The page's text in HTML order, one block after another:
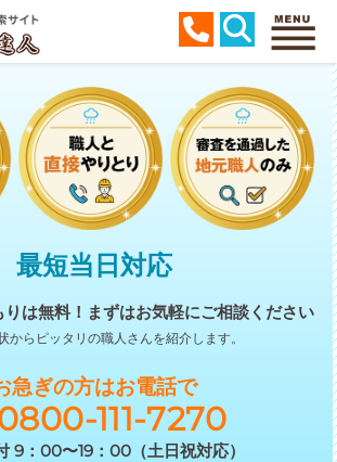
最短当日対応
は無料！ まずはお気軽にご相談ください
からピッタリの職人さんを紹介します。
急ぎの方はお電話で
111-7270
9：00〜19：00（土日祝対応）